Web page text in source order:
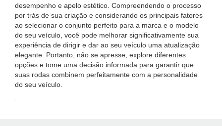
desempenho e apelo estético. Compreendendo o processo
por trás de sua criação e considerando os principais fatores
ao selecionar o conjunto perfeito para a marca e o modelo
do seu veículo, você pode melhorar significativamente sua
experiência de dirigir e dar ao seu veículo uma atualização
elegante. Portanto, não se apresse, explore diferentes
opções e tome uma decisão informada para garantir que
suas rodas combinem perfeitamente com a personalidade
do seu veículo.